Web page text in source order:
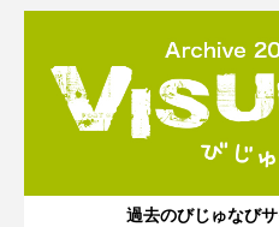
過去のびじゅなびサ